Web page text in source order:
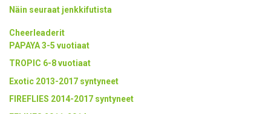
Näin seuraat jenkkifutista
Cheerleaderit
PAPAYA 3-5 vuotiaat
TROPIC 6-8 vuotiaat
Exotic 2013-2017 syntyneet
FIREFLIES 2014-2017 syntyneet